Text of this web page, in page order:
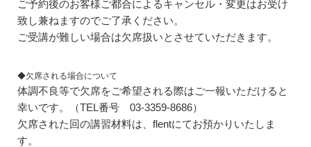
ご予約後のお客様ご都合によるキャンセル・変更はお受け
致し兼ねますのでご了承ください。
ご受講が難しい場合は欠席扱いとさせていただきます。
◆欠席される場合について
体調不良等で欠席をご希望される際はご一報いただけると
幸いです。（TEL番号 03-3359-8686）
欠席された回の講習材料は、flentにてお預かりいたしま
す。